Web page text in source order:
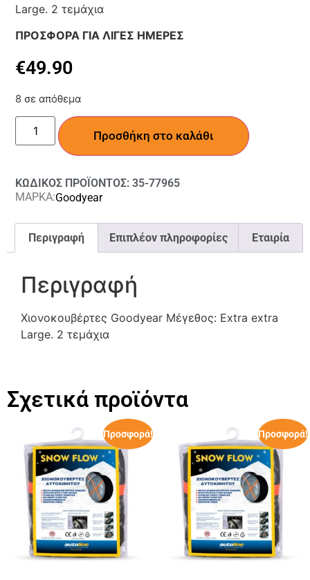
Large. 2 τεμάχια
ΠΡΟΣΦΟΡΑ ΓΙΑ ΛΙΓΕΣ ΗΜΕΡΕΣ
€49.90
8 σε απόθεμα
Προσθήκη στο καλάθι
ΚΩΔΙΚΟΣ ΠΡΟΪΟΝΤΟΣ: 35-77965
ΜΑΡΚΑ:Goodyear
Περιγραφή Επιπλέον πληροφορίες Εταιρία
Περιγραφή
Χιονοκουβέρτες Goodyear Μέγεθος: Extra extra
Large. 2 τεμάχια
Σχετικά προϊόντα
Προσφορά! Προσφορά!